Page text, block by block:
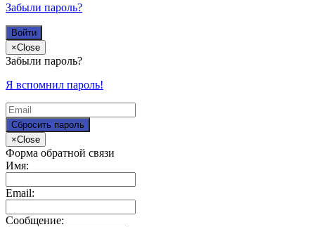
Забыли пароль?
×Close
Забыли пароль?
Я вспомнил пароль!
×Close
Форма обратной связи
Имя:
Email:
Сообщение: